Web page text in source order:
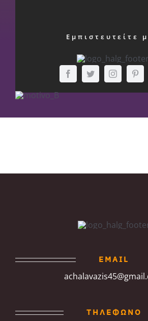
Εμπιστευτείτε
EMAIL
ΤΗΛΕΦΩΝΟ